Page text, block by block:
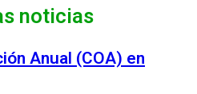
noticias
Anual (COA) en